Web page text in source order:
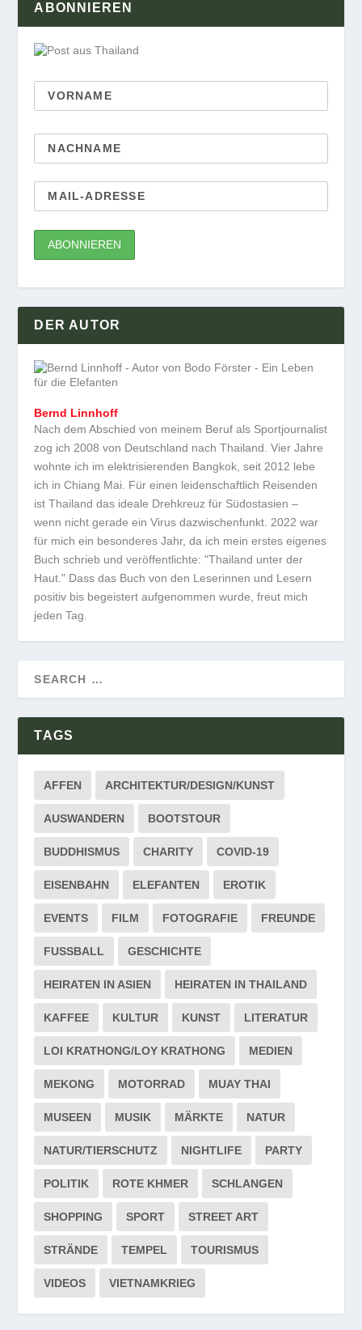
ABONNIEREN
DER AUTOR
Bernd Linnhoff
Nach dem Abschied von meinem Beruf als Sportjournalist
zog ich 2008 von Deutschland nach Thailand. Vier Jahre
wohnte ich im elektrisierenden Bangkok, seit 2012 lebe
ich in Chiang Mai. Für einen leidenschaftlich Reisenden
ist Thailand das ideale Drehkreuz für Südostasien –
wenn nicht gerade ein Virus dazwischenfunkt. 2022 war
für mich ein besonderes Jahr, da ich mein erstes eigenes
Buch schrieb und veröffentlichte: "Thailand unter der
Haut." Dass das Buch von den Leserinnen und Lesern
positiv bis begeistert aufgenommen wurde, freut mich
jeden Tag.
TAGS
AFFEN ARCHITEKTUR/DESIGN/KUNST
AUSWANDERN BOOTSTOUR
BUDDHISMUS CHARITY COVID-19
EISENBAHN ELEFANTEN EROTIK
EVENTS FILM FOTOGRAFIE FREUNDE
FUSSBALL GESCHICHTE
HEIRATEN IN ASIEN HEIRATEN IN THAILAND
KAFFEE KULTUR KUNST LITERATUR
LOI KRATHONG/LOY KRATHONG MEDIEN
MEKONG MOTORRAD MUAY THAI
MUSEEN MUSIK MÄRKTE NATUR
NATUR/TIERSCHUTZ NIGHTLIFE PARTY
POLITIK ROTE KHMER SCHLANGEN
SHOPPING SPORT STREET ART
STRÄNDE TEMPEL TOURISMUS
VIDEOS VIETNAMKRIEG